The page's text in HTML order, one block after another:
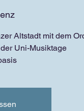
Altstadt mit dem
Uni-Musiktage